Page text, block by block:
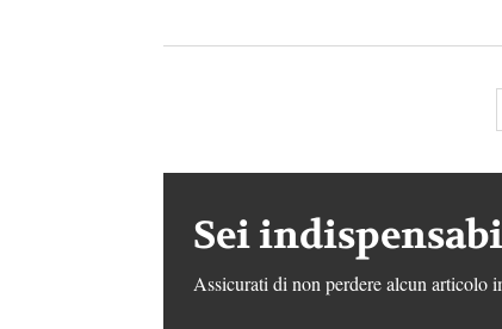
Sei
Assicurati di non perdere alcun articolo